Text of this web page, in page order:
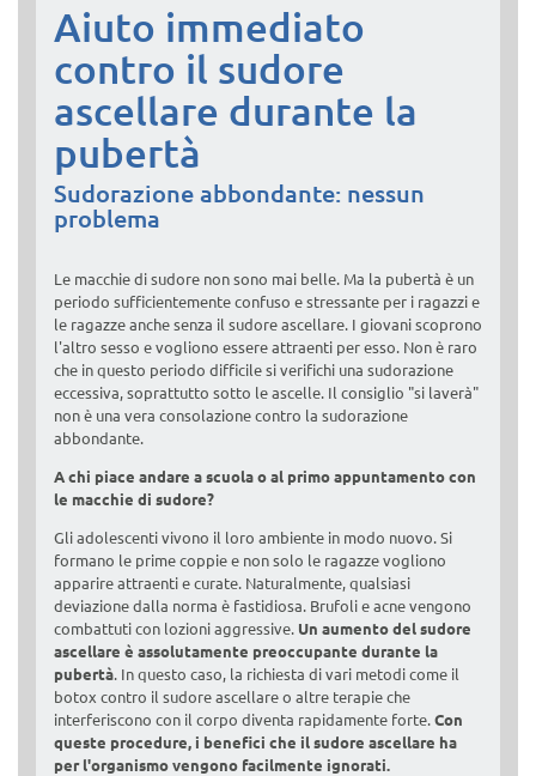
Aiuto immediato
contro il sudore
ascellare durante la
pubertà
Sudorazione abbondante: nessun
problema
Le macchie di sudore non sono mai belle. Ma la pubertà è un
periodo sufficientemente confuso e stressante per i ragazzi e
le ragazze anche senza il sudore ascellare. I giovani scoprono
l'altro sesso e vogliono essere attraenti per esso. Non è raro
che in questo periodo difficile si verifichi una sudorazione
eccessiva, soprattutto sotto le ascelle. Il consiglio "si laverà"
non è una vera consolazione contro la sudorazione
abbondante.
A chi piace andare a scuola o al primo appuntamento con
le macchie di sudore?
Gli adolescenti vivono il loro ambiente in modo nuovo. Si
formano le prime coppie e non solo le ragazze vogliono
apparire attraenti e curate. Naturalmente, qualsiasi
deviazione dalla norma è fastidiosa. Brufoli e acne vengono
combattuti con lozioni aggressive. Un aumento del sudore
ascellare è assolutamente preoccupante durante la
pubertà. In questo caso, la richiesta di vari metodi come il
botox contro il sudore ascellare o altre terapie che
interferiscono con il corpo diventa rapidamente forte.Con
queste procedure, i benefici che il sudore ascellare ha
per l'organismo vengono facilmente ignorati.